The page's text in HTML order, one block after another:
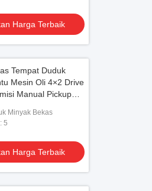
Harga Terbaik
Tempat Duduk
Mesin Oli 4×2 Drive
Manual Pickup
Minyak Bekas
5
Harga Terbaik